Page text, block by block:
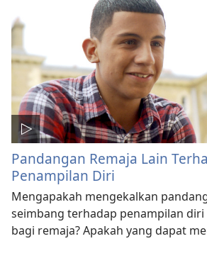
Pandangan Remaja Lain
Penampilan Diri
Mengapakah mengekalkan
seimbang terhadap penampilan
bagi remaja? Apakah yang dapat